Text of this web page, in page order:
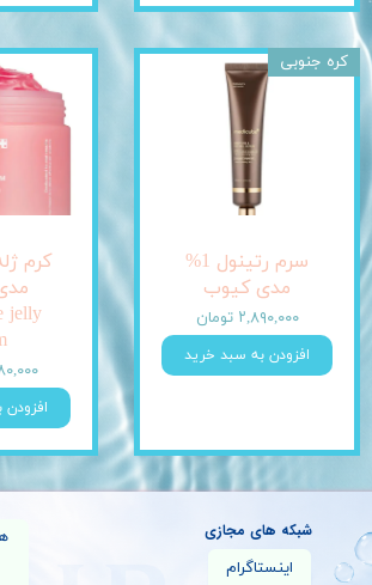
سرم رتینول 1%
مدی کیوب
۲,۸۹۰,۰۰۰ تومان
افزودن به سبد خرید
کره جنوبی
کرم
jelly
اینستاگرام
شبکه های مجازی